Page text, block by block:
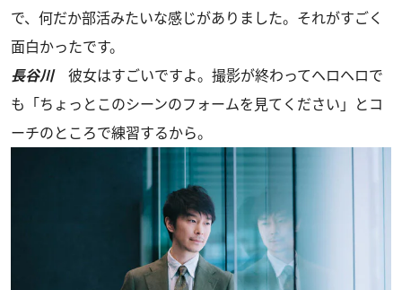
で、何だか部活みたいな感じがありました。それがすごく
面白かったです。
長谷川彼女はすごいですよ。撮影が終わってヘロヘロで
も「ちょっとこのシーンのフォームを見てください」とコ
ーチのところで練習するから。